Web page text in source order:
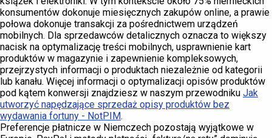
konsumentów dokonuje miesięcznych zakupów online, a prawie
połowa dokonuje transakcji za pośrednictwem urządzeń
mobilnych. Dla sprzedawców detalicznych oznacza to większy
nacisk na optymalizację treści mobilnych, usprawnienie kart
produktów w magazynie i zapewnienie kompleksowych,
przejrzystych informacji o produktach niezależnie od kategorii
lub kanału. Więcej informacji o optymalizacji opisów produktów
pod kątem konwersji znajdziesz w naszym przewodniku Jak
utworzyć napędzające sprzedaż opisy produktów bez
wydawania fortuny - NotPIM.
Preferencje płatnicze w Niemczech pozostają wyjątkowe w